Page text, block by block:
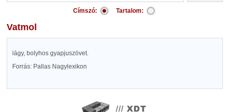
Címszó: Tartalom:
Vatmol
lágy, bolyhos gyapjuszövet.
Forrás: Pallas Nagylexikon